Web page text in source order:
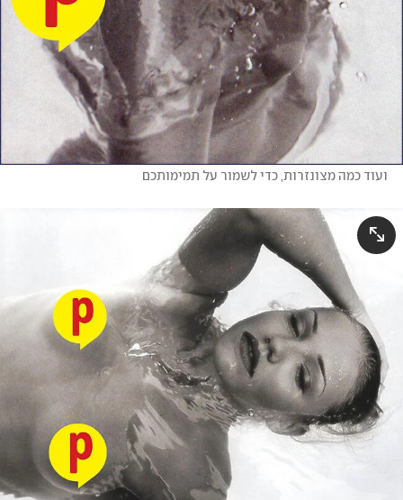
ועוד כמה מצונזרות, כדי לשמור על תמימותכם